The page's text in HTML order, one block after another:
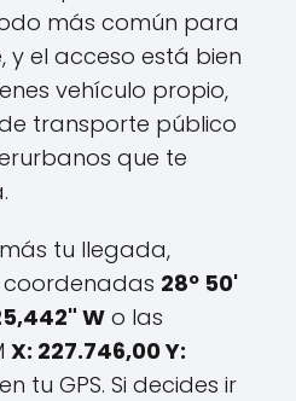
más común para
y el acceso está bien
vehículo propio,
transporte público
que te
tu llegada,
coordenadas 28º 50'
Wo las
X: 227.746,00 Y:
en tu GPS. Si decides ir